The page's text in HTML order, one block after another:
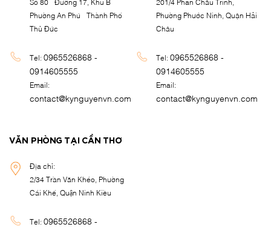
Phường An Phú - Thành Phố
Thủ Đức
Tel:0965526868 -
0914605555
Email:
contact@kynguyenvn.com
Phường Phước Ninh, Quận Hải
Châu
Tel:0965526868 -
0914605555
Email:
contact@kynguyenvn.com
VĂN PHÒNG TẠI CẦN THƠ
Địa chỉ:
2/34 Trần Văn Khéo, Phường
Cái Khế, Quận Ninh Kiều
Tel:0965526868 -